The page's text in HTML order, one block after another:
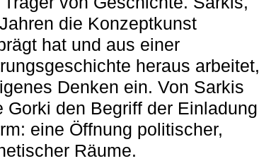
die Konzeptkunst
hat und aus einer
heraus arbeitet,
Denken ein. Von Sarkis
Gorki den Begriff der Einladung
eine Öffnung politischer,
Räume.